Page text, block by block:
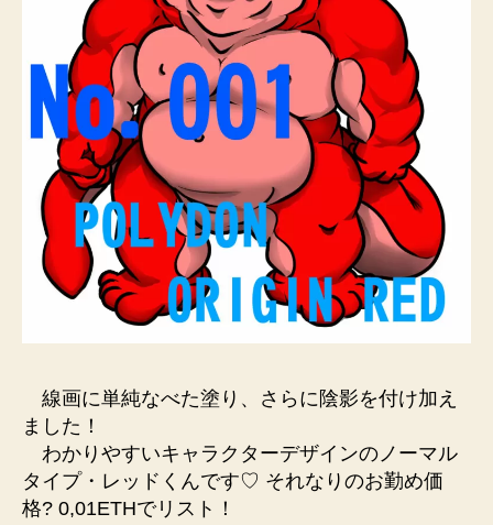
線画に単純なべた塗り、さらに陰影を付け加え
ました！
わかりやすいキャラクターデザインのノーマル
タイプ・レッドくんです♡ それなりのお勤め価
格? 0,01ETHでリスト！